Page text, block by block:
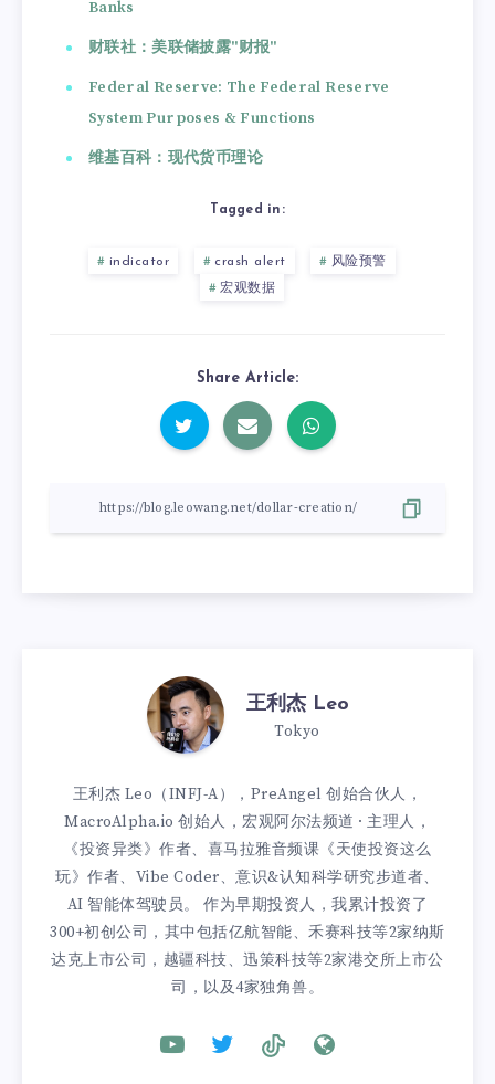
Banks
财联社：美联储披露"财报"
Federal Reserve: The Federal Reserve
System Purposes & Functions
维基百科：现代货币理论
Tagged in:
indicator crash alert
风险预警
宏观数据
Share Article:
王利杰 Leo
Tokyo
王利杰 Leo（INFJ-A），PreAngel 创始合伙人，
MacroAlpha.io 创始人，宏观阿尔法频道 · 主理人，
《投资异类》作者、喜马拉雅音频课《天使投资这么
玩》作者、Vibe Coder、意识&认知科学研究步道者、
AI 智能体驾驶员。 作为早期投资人，我累计投资了
300+初创公司，其中包括亿航智能、禾赛科技等2家纳斯
达克上市公司，越疆科技、迅策科技等2家港交所上市公
司，以及4家独角兽。